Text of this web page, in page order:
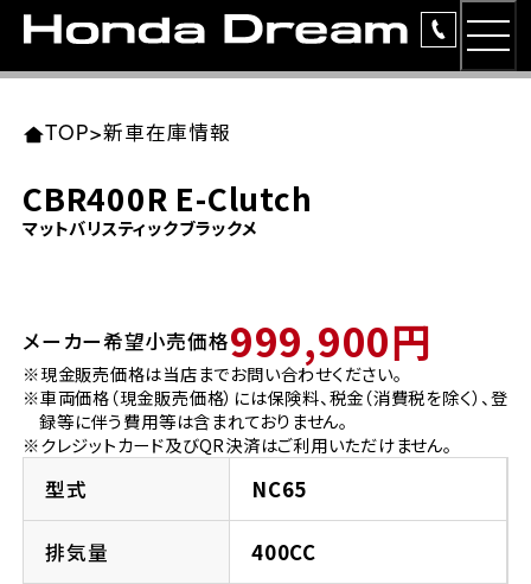
ラインアップ
レンタルバイク
洋用品
イベント
法人向けサービス
TOP>新車在庫情報
CBR400R E-Clutch
マットバリスティックブラックメ
メーカー希望小売価格999,900円
※現金販売価格は当店までお問い合わせください。
※車両価格（現金販売価格）には保険料、税金（消費税を除く）、登
録等に伴う費用等は含まれておりません。
※クレジットカード及びQR決済はご利用いただけません。
型式 NC65
排気量 400CC
東北エリア 店舗一覧
岩手県
宮城県
ホンダドリーム 仙台泉
ホンダドリーム 宮城岩沼
関東エリア 店舗一覧
東京都
ホンダドリーム 西東京
ホンダドリーム 練馬
ホンダドリーム 板橋
ホンダドリーム 葛飾
中部エリア 店舗一覧
愛知県
ホンダドリーム 名古屋南
ホンダドリーム 小牧
ホンダドリーム 名古屋東
ホンダドリーム 一宮
近畿エリア 店舗一覧
大阪府
ホンダドリーム 箕面
ホンダドリーム 藤井寺
ホンダドリーム 東淀川
ホンダドリーム 豊中
中国・四国エリア 店舗一覧
岡山県
広島県
ホンダドリーム 広島
ホンダドリーム 福山
九州エリア 店舗一覧
福岡県
ホンダドリーム 福岡東
ホンダドリーム 久留米
ホンダドリーム 福岡春日
ホンダドリーム 福岡西